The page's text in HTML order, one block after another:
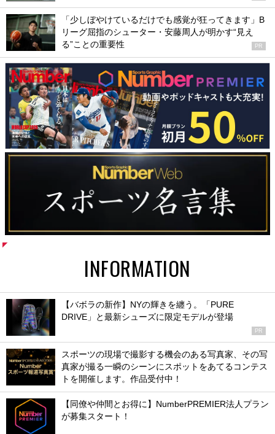
「少しぼやけているだけでも感覚が狂ってきます」B
リーグ屈指のシューター・安藤周人が明かす“見え
る”ことの重要性
PR
INFORMATION
【バボラの新作】NYの輝きを纏う。「PURE
DRIVE」と最新シューズに限定モデルが登場
PR
スポーツの現場で撮影する機会のある写真家、その写
真家が撮る一瞬のシーンにスポットをあてるコンテス
トを開催します。作品受付中！
【同僚や仲間とお得に】NumberPREMIER法人プラン
が募集スタート！